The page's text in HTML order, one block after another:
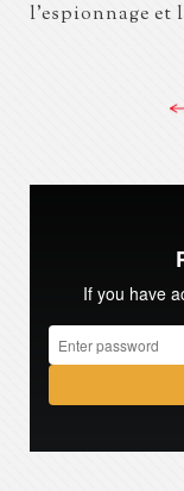
l’espionnage et